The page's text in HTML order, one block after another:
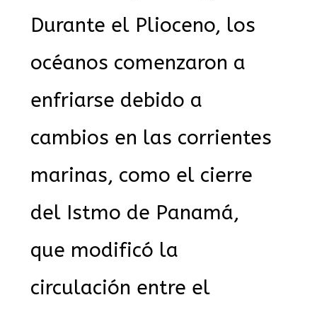
Durante el Plioceno, los
océanos comenzaron a
enfriarse debido a
cambios en las corrientes
marinas, como el cierre
del Istmo de Panamá,
que modificó la
circulación entre el